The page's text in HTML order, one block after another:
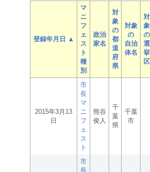
登録年月日 ▲
マ
ニ
フ
ェ
ス
ト
種
別
政治
家名
対
象
の
都
道
府
県
対象
の
自治
体名
対
象
の
選
挙
区
2015年3月13
日
市
長
マ
ニ
フ
ェ
ス
ト
熊谷
俊人
千
葉
県
千葉
市
市
長